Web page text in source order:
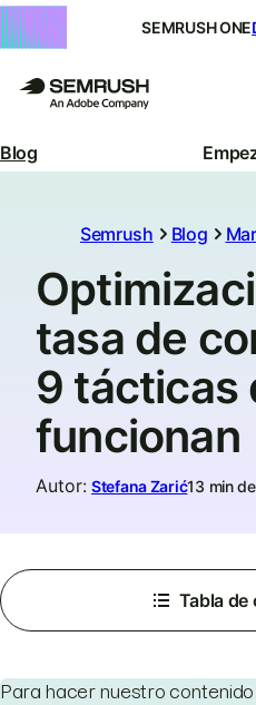
SEMRUSH ONE
Blog
Semrush Blog
tasa de
9 tácticas
funcionan
Autor: Stefana Zarić13 min
Tabla de
Para hacer nuestro